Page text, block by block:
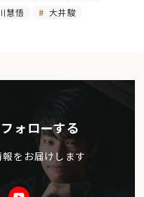
慧悟
大井駿
ォローする
をお届けします